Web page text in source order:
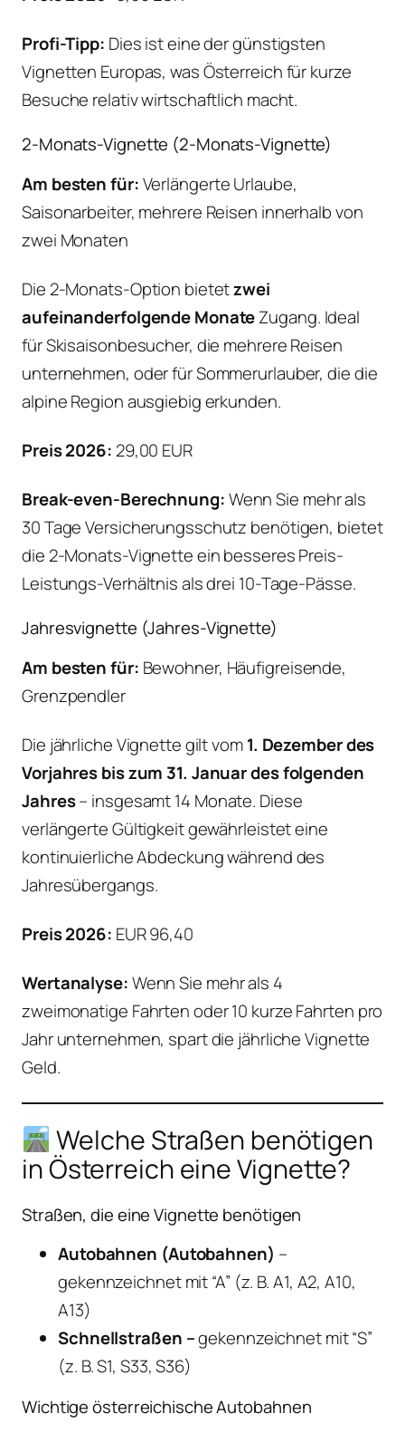
Profi-Tipp: Dies ist eine der günstigsten
Vignetten Europas, was Österreich für kurze
Besuche relativ wirtschaftlich macht.
2-Monats-Vignette (2-Monats-Vignette)
Am besten für:Verlängerte Urlaube,
Saisonarbeiter, mehrere Reisen innerhalb von
zwei Monaten
Die 2-Monats-Option bietetzwei
aufeinanderfolgende MonateZugang. Ideal
für Skisaisonbesucher, die mehrere Reisen
unternehmen, oder für Sommerurlauber, die die
alpine Region ausgiebig erkunden.
Preis 2026: 29,00 EUR
Break-even-Berechnung:Wenn Sie mehr als
30 Tage Versicherungsschutz benötigen, bietet
die 2-Monats-Vignette ein besseres Preis-
Leistungs-Verhältnis als drei 10-Tage-Pässe.
Jahresvignette (Jahres-Vignette)
Am besten für: Bewohner, Häufigreisende,
Grenzpendler
Die jährliche Vignette gilt vom1. Dezember des
Vorjahres bis zum 31. Januar des folgenden
Jahres– insgesamt 14 Monate. Diese
verlängerte Gültigkeit gewährleistet eine
kontinuierliche Abdeckung während des
Jahresübergangs.
Preis 2026: EUR 96,40
Wertanalyse:Wenn Sie mehr als 4
zweimonatige Fahrten oder 10 kurze Fahrten pro
Jahr unternehmen, spart die jährliche Vignette
Geld.
Welche Straßen benötigen
in Österreich eine Vignette?
Straßen, die eine Vignette benötigen
Autobahnen (Autobahnen) –
gekennzeichnet mit “A” (z. B. A1, A2, A10,
A13)
Schnellstraßen –gekennzeichnet mit “S”
(z. B. S1, S33, S36)
Wichtige österreichische Autobahnen